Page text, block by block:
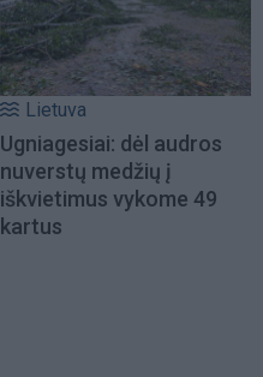
Lietuva
Ugniagesiai: dėl audros
nuverstų medžių į
iškvietimus vykome 49
kartus